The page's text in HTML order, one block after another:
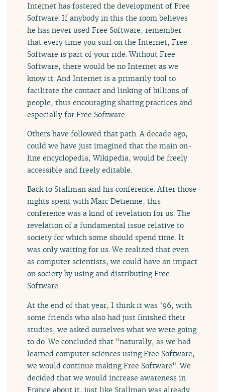
Internet has fostered the development of Free
Software. If anybody in this the room believes
he has never used Free Software, remember
that every time you surf on the Internet, Free
Software is part of your ride. Without Free
Software, there would be no Internet as we
know it. And Internet is a primarily tool to
facilitate the contact and linking of billions of
people, thus encouraging sharing practices and
especially for Free Software.
Others have followed that path. A decade ago,
could we have just imagined that the main on-
line encyclopedia, Wikipedia, would be freely
accessible and freely editable.
Back to Stallman and his conference. After those
nights spent with Marc Detienne, this
conference was a kind of revelation for us. The
revelation of a fundamental issue relative to
society for which some should spend time. It
was only waiting for us. We realized that even
as computer scientists, we could have an impact
on society by using and distributing Free
Software.
At the end of that year, I think it was ’96, with
some friends who also had just finished their
studies, we asked ourselves what we were going
to do. We concluded that "naturally, as we had
learned computer sciences using Free Software,
we would continue making Free Software". We
decided that we would increase awareness in
France about it, just like Stallman was already